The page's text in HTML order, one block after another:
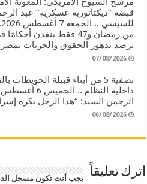
قبضة “ديكتاتورية عسكرية” عبد
من رمضان و47 فقط ينفذن
ترصد تدهور الحقوق والحريات بمصر
07/08/2026
تصفية 5 من أبناء قبيلة
الرحمن السيد: “هذا الرجل يكره
06/08/2026
اترك تعليقاً يجب أنت تكونمسجل